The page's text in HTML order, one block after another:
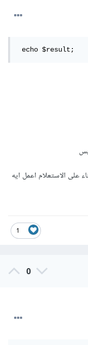
echo $result;
على الاستعلام اعمل ايه
1
0